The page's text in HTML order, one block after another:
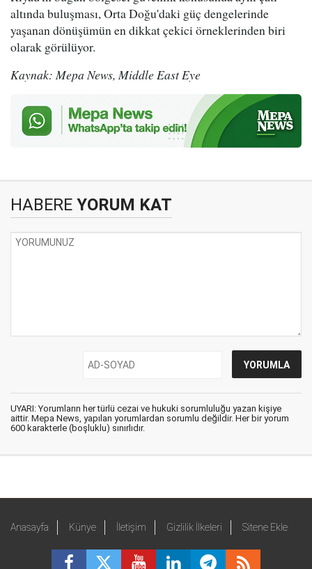
altında buluşması, Orta Doğu'daki güç dengelerinde
yaşanan dönüşümün en dikkat çekici örneklerinden biri
olarak görülüyor.
Kaynak: Mepa News, Middle East Eye
HABERE YORUM KAT
UYARI: Yorumların her türlü cezai ve hukuki sorumluluğu yazan kişiye
aittir. Mepa News, yapılan yorumlardan sorumlu değildir. Her bir yorum
600 karakterle (boşluklu) sınırlıdır.
Anasayfa Künye İletişim Gizlilik İlkeleri Sitene Ekle